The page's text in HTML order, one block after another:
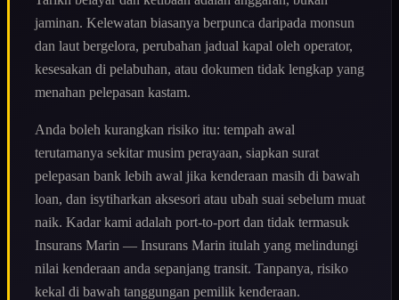
jaminan. Kelewatan biasanya berpunca daripada monsun
dan laut bergelora, perubahan jadual kapal oleh operator,
kesesakan di pelabuhan, atau dokumen tidak lengkap yang
menahan pelepasan kastam.
Anda boleh kurangkan risiko itu: tempah awal
terutamanya sekitar musim perayaan, siapkan surat
pelepasan bank lebih awal jika kenderaan masih di bawah
loan, dan isytiharkan aksesori atau ubah suai sebelum muat
naik. Kadar kami adalah port-to-port dan tidak termasuk
Insurans Marin — Insurans Marin itulah yang melindungi
nilai kenderaan anda sepanjang transit. Tanpanya, risiko
kekal di bawah tanggungan pemilik kenderaan.